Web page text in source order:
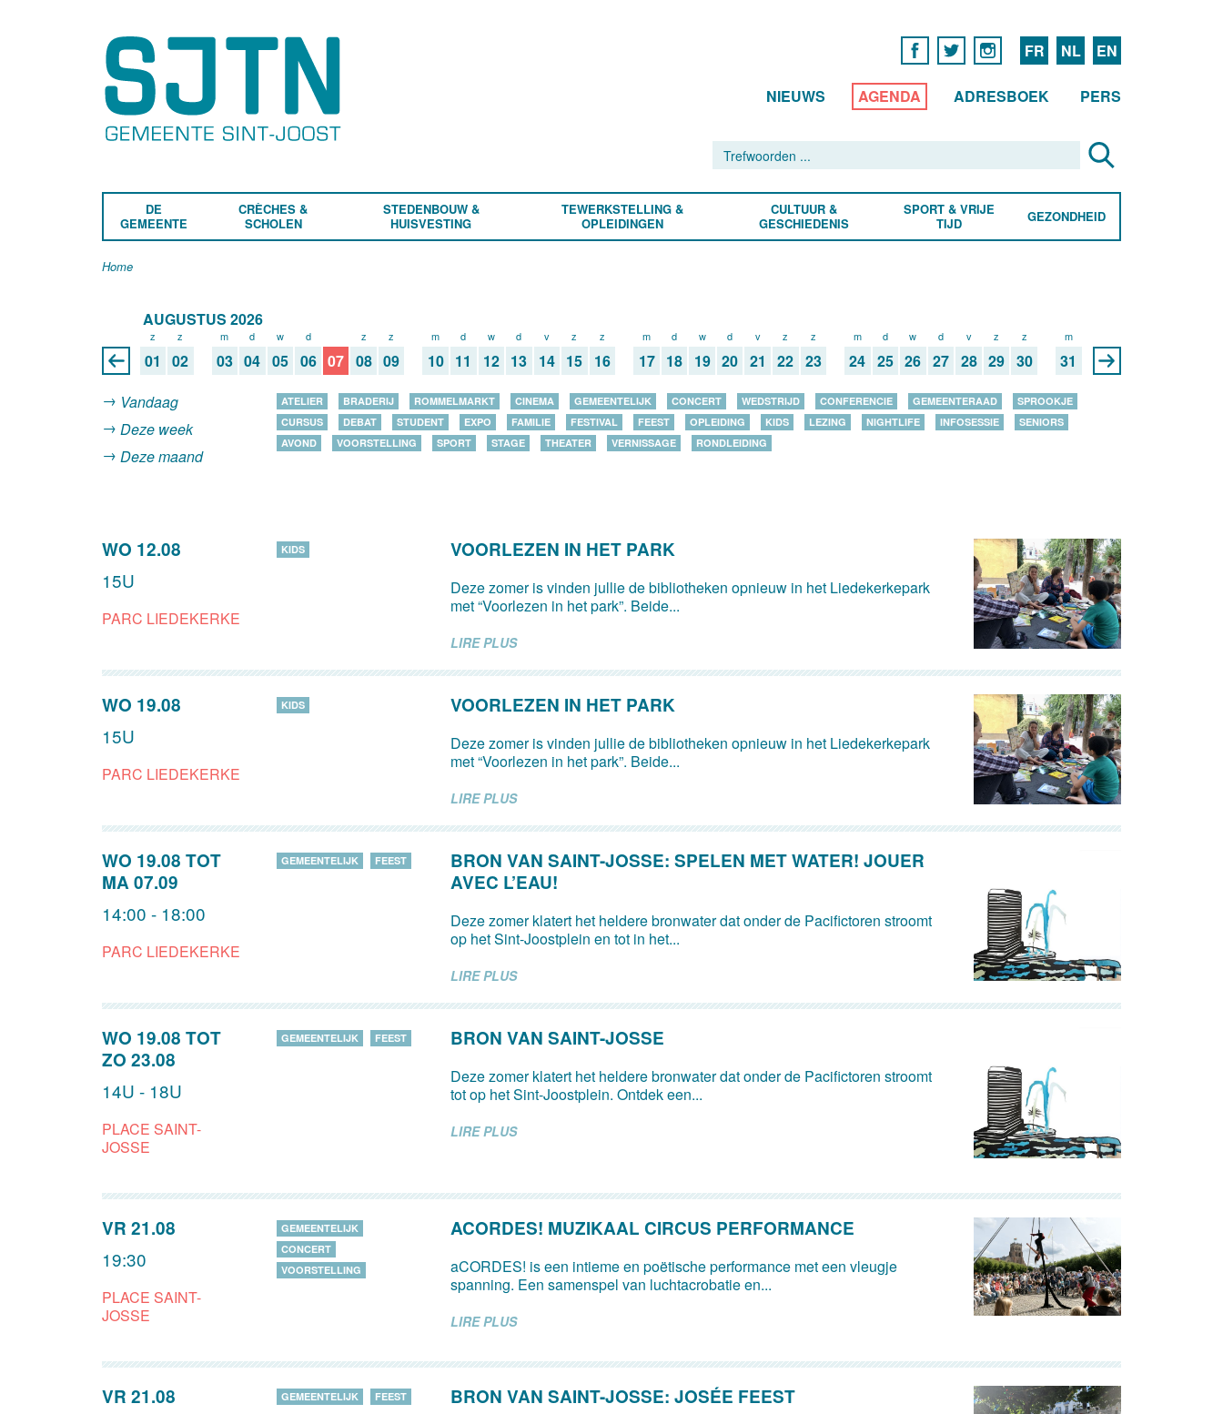
FR NL EN
NIEUWS AGENDA ADRESBOEK PERS
DE
GEMEENTE
CRÈCHES &
SCHOLEN
STEDENBOUW &
HUISVESTING
TEWERKSTELLING &
OPLEIDINGEN
CULTUUR &
GESCHIEDENIS
SPORT & VRIJE
TIJD
GEZONDHEID
Home
AUGUSTUS 2026
z
01
z
02
m
03
d
04
w
05
d
06 07
z
08
z
09
m
10
d
11
w
12
d
13
v
14
z
15
z
16
m
17
d
18
w
19
d
20
v
21
z
22
z
23
m
24
d
25
w
26
d
27
v
28
z
29
z
30
m
31
Vandaag
Deze week
Deze maand
ATELIER BRADERIJ ROMMELMARKT CINEMA GEMEENTELIJK CONCERT WEDSTRIJD CONFERENCIE GEMEENTERAAD
SPROOKJE
CURSUS
DEBAT STUDENT EXPO FAMILIE FESTIVAL FEEST OPLEIDING KIDS LEZING NIGHTLIFE INFOSESSIE
SENIORS
AVOND
VOORSTELLING SPORT STAGE THEATER VERNISSAGE RONDLEIDING
WO 12.08
15U
PARC LIEDEKERKE
KIDS VOORLEZEN IN HET PARK
Deze zomer is vinden jullie de bibliotheken opnieuw in het Liedekerkepark
met “Voorlezen in het park”. Beide...
LIRE PLUS
WO 19.08
15U
PARC LIEDEKERKE
KIDS VOORLEZEN IN HET PARK
Deze zomer is vinden jullie de bibliotheken opnieuw in het Liedekerkepark
met “Voorlezen in het park”. Beide...
LIRE PLUS
WO 19.08 TOT
MA 07.09
14:00 - 18:00
PARC LIEDEKERKE
GEMEENTELIJK FEEST
BRON VAN SAINT-JOSSE: SPELEN MET WATER! JOUER
AVEC L’EAU!
Deze zomer klatert het heldere bronwater dat onder de Pacifictoren stroomt
op het Sint-Joostplein en tot in het...
LIRE PLUS
WO 19.08 TOT
ZO 23.08
14U - 18U
PLACE SAINT-
JOSSE
GEMEENTELIJK FEEST BRON VAN SAINT-JOSSE
Deze zomer klatert het heldere bronwater dat onder de Pacifictoren stroomt
tot op het Sint-Joostplein. Ontdek een...
LIRE PLUS
VR 21.08
19:30
PLACE SAINT-
JOSSE
GEMEENTELIJK
CONCERT
VOORSTELLING
ACORDES! MUZIKAAL CIRCUS PERFORMANCE
aCORDES! is een intieme en poëtische performance met een vleugje
spanning. Een samenspel van luchtacrobatie en...
LIRE PLUS
VR 21.08
GEMEENTELIJK FEEST BRON VAN SAINT-JOSSE: JOSÉE FEEST